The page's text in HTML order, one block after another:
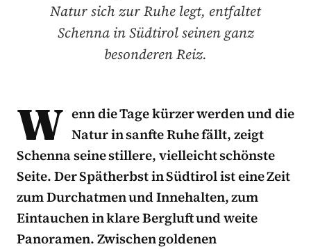
Natur sich zur Ruhe legt, entfaltet
Schenna in Südtirol seinen ganz
besonderen Reiz.
W enn die Tage kürzer werden und die
Natur in sanfte Ruhe fällt, zeigt
Schenna seine stillere, vielleicht schönste
Seite. Der Spätherbst in Südtirol ist eine Zeit
zum Durchatmen und Innehalten, zum
Eintauchen in klare Bergluft und weite
Panoramen. Zwischen goldenen